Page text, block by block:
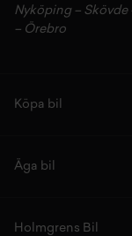
Nyköping– Skövde
– Örebro
Köpa bil
Äga bil
Holmgrens Bil